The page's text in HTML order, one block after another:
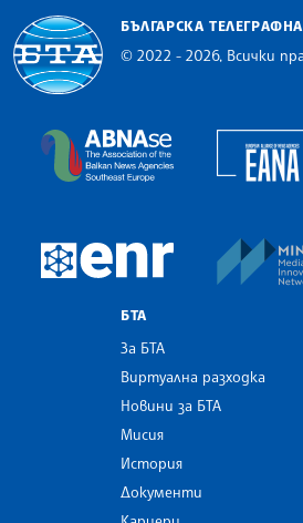
БЪЛГАРСКА
© 2022 - 2026, Всички
The Assocoation
European
БТА
За БТА
Виртуална разходка
Новини за БТА
Мисия
История
Документи